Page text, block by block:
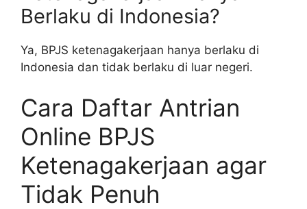
Berlaku di Indonesia?
Ya, BPJS ketenagakerjaan hanya berlaku di
Indonesia dan tidak berlaku di luar negeri.
Cara Daftar Antrian
Online BPJS
Ketenagakerjaan agar
Tidak Penuh